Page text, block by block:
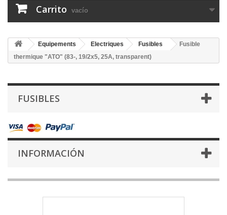
Carrito vacío
Equipements Electriques Fusibles
Fusible
thermique "ATO" (83-, 19/2x5, 25A, transparent)
FUSIBLES
INFORMACIÓN